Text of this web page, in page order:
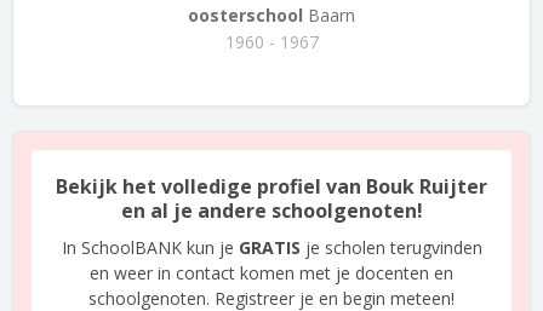
oosterschool Baarn
1960 - 1967
Bekijk het volledige profiel van Bouk Ruijter
en al je andere schoolgenoten!
In SchoolBANK kun je GRATIS je scholen terugvinden
en weer in contact komen met je docenten en
schoolgenoten. Registreer je en begin meteen!